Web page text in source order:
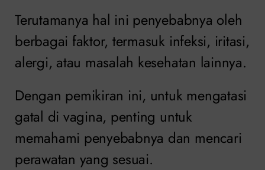
Terutamanya hal ini penyebabnya oleh
berbagai faktor, termasuk infeksi, iritasi,
alergi, atau masalah kesehatan lainnya.
Dengan pemikiran ini, untuk mengatasi
gatal di vagina, penting untuk
memahami penyebabnya dan mencari
perawatan yang sesuai.